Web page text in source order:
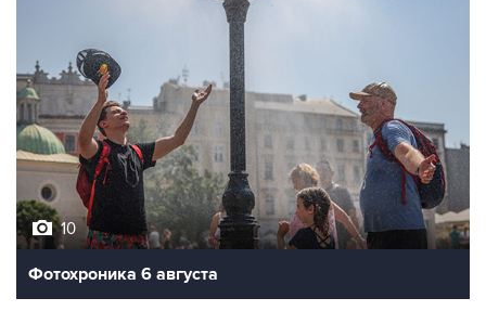
10
Фотохроника 6 августа